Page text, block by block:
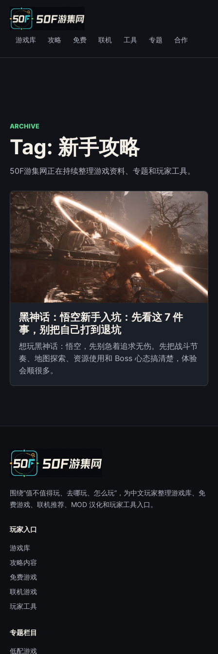
游戏库 攻略 免费 联机 工具 专题 合作
ARCHIVE
Tag: 新手攻略
50F游集网正在持续整理游戏资料、专题和玩家工具。
黑神话：悟空新手入坑：先看这 7 件
事，别把自己打到退坑
想玩黑神话：悟空，先别急着追求无伤。先把战斗节
奏、地图探索、资源使用和 Boss 心态搞清楚，体验
会顺很多。
围绕“值不值得玩、去哪玩、怎么玩”，为中文玩家整理游戏库、免
费游戏、联机推荐、MOD 汉化和玩家工具入口。
玩家入口
游戏库
攻略内容
免费游戏
联机游戏
玩家工具
专题栏目
低配游戏